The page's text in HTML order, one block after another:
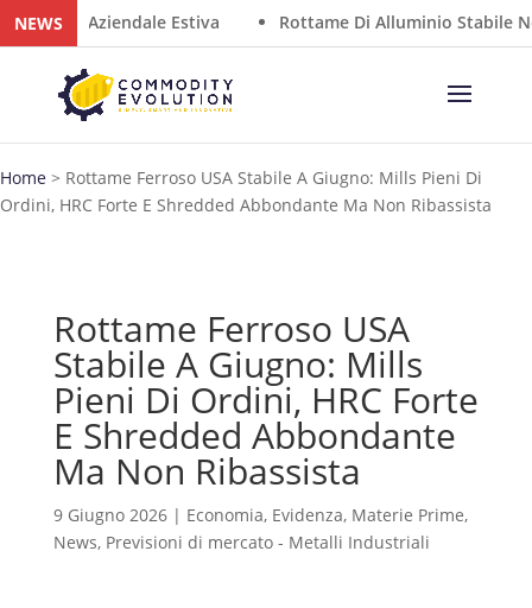
NEWSAziendale Estiva Rottame Di Alluminio Stabile Nel
Home > Rottame Ferroso USA Stabile A Giugno: Mills Pieni Di
Ordini, HRC Forte E Shredded Abbondante Ma Non Ribassista
Rottame Ferroso USA
Stabile A Giugno: Mills
Pieni Di Ordini, HRC Forte
E Shredded Abbondante
Ma Non Ribassista
9 Giugno 2026| Economia, Evidenza, Materie Prime,
News, Previsioni di mercato - Metalli Industriali